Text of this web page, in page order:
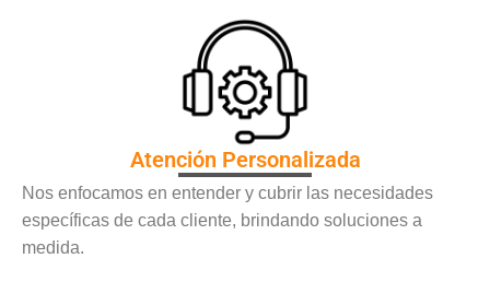
Atención Personalizada
Nos enfocamos en entender y cubrir las necesidades
específicas de cada cliente, brindando soluciones a
medida.